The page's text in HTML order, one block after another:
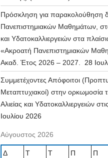
Πρόσκληση για παρακολούθηση
Πανεπιστημιακών Μαθημάτων,
και Υδατοκαλλιεργειών στα
«Ακροατή Πανεπιστημιακών
Ακαδ. Έτος 2026 – 2027. 28
Συμμετέχοντες Απόφοιτοι
Μεταπτυχιακοί) στην ορκωμοσία
Αλιείας και Υδατοκαλλιεργειών
Ιουλίου 2026
Αύγουστος 2026
Δ Τ Τ Π Π